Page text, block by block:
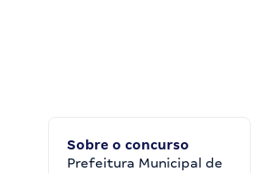
Sobre o concurso
Prefeitura Municipal de